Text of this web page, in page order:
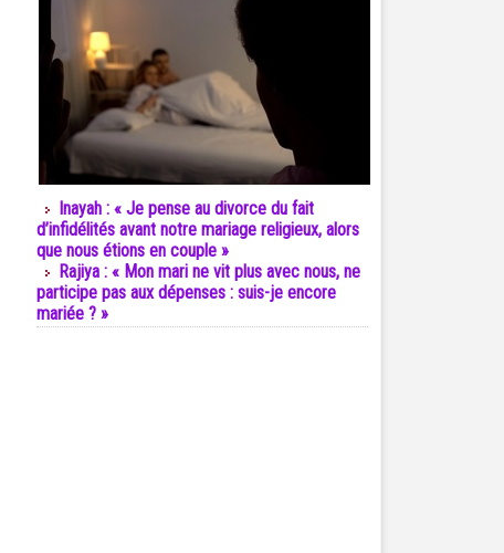
Inayah : « Je pense au divorce du fait
d’infidélités avant notre mariage religieux, alors
que nous étions en couple »
Rajiya : « Mon mari ne vit plus avec nous, ne
participe pas aux dépenses : suis-je encore
mariée ? »